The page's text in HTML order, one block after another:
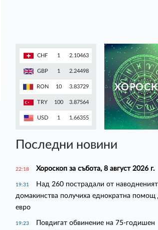
CHF 1 2.10463
GBP 1 2.24498
RON 10 3.83729
TRY 100 3.87564
USD 1 1.66355
Последни новини
22:18 Хороскоп за събота, 8 август 2026 г.
19:31
Над 260 пострадали от
домакинства получиха еднократна
евро
19:23
Повдигат обвинение на 75-годишен